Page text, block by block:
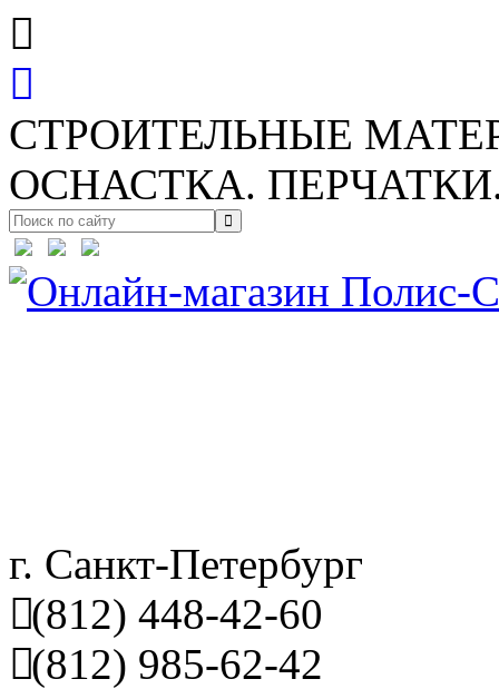
СТРОИТЕЛЬНЫЕ
ОСНАСТКА.
г. Санкт-Петербург
(812) 448-42-60
(812) 985-62-42